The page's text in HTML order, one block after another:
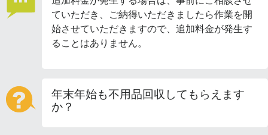
ていただき、ご納得いただきましたら作業を開
始させていただきますので、追加料金が発生す
ることはありません。
年末年始も不用品回収してもらえます
か？